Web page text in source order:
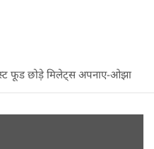
फूड छोड़े मिलेट्स अपनाए-ओझा